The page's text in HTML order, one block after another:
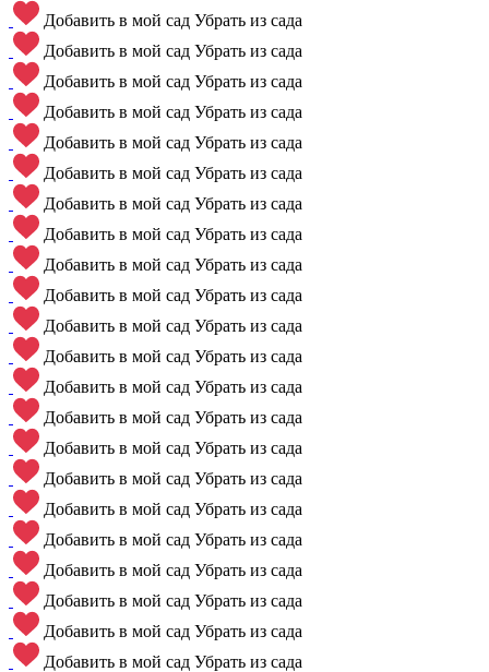
Добавить в мой сад Убрать из сада
Добавить в мой сад Убрать из сада
Добавить в мой сад Убрать из сада
Добавить в мой сад Убрать из сада
Добавить в мой сад Убрать из сада
Добавить в мой сад Убрать из сада
Добавить в мой сад Убрать из сада
Добавить в мой сад Убрать из сада
Добавить в мой сад Убрать из сада
Добавить в мой сад Убрать из сада
Добавить в мой сад Убрать из сада
Добавить в мой сад Убрать из сада
Добавить в мой сад Убрать из сада
Добавить в мой сад Убрать из сада
Добавить в мой сад Убрать из сада
Добавить в мой сад Убрать из сада
Добавить в мой сад Убрать из сада
Добавить в мой сад Убрать из сада
Добавить в мой сад Убрать из сада
Добавить в мой сад Убрать из сада
Добавить в мой сад Убрать из сада
Добавить в мой сад Убрать из сада